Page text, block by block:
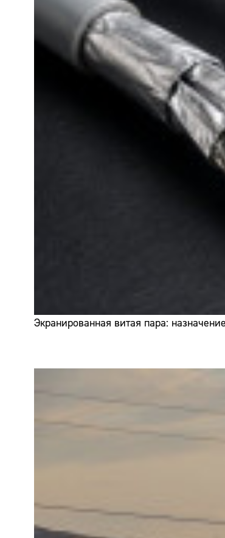
Экранированная витая пара: